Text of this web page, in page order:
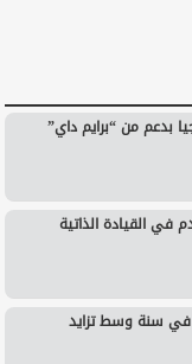
بدعم من “برايم داي”
في القيادة الذاتية
في سنة وسط تزايد